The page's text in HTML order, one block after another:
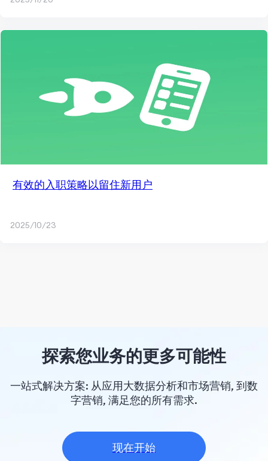
有效的入职策略以留住新用户
2025/10/23
探索您业务的更多可能性
一站式解决方案: 从应用大数据分析和市场营销, 到数
字营销, 满足您的所有需求.
现在开始